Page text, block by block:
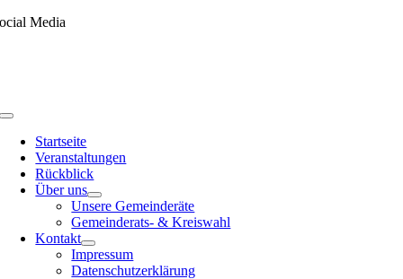
SkipMedia
Toggle
NavigationStartseite
Veranstaltungen
Rückblick
Über uns
Unsere Gemeinderäte
Gemeinderats- & Kreiswahl
Kontakt
Impressum
Datenschutzerklärung